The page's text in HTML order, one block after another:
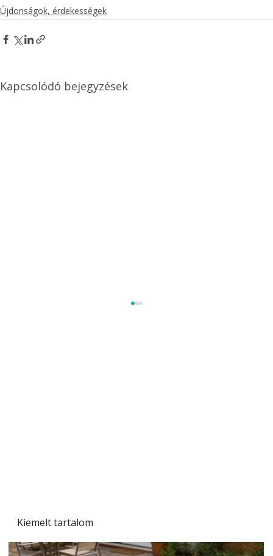
Kiemelt tartalom
Újdonságok, érdekességek
Kapcsolódó bejegyzések